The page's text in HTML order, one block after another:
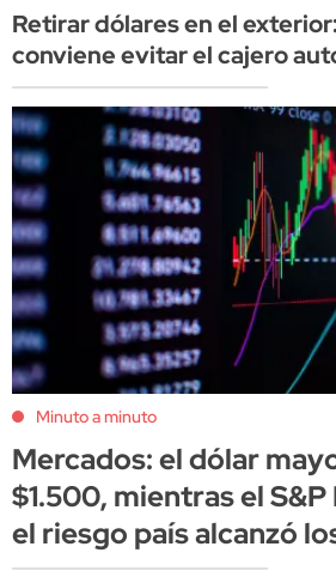
Retirar dólares en el
conviene evitar el cajero
Minuto a minuto
Mercados: el dólar
$1.500, mientras el
el riesgo país alcanzó